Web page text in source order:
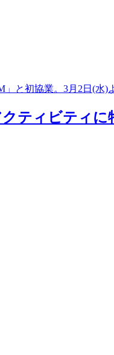
と初協業。3月2日(水)
ティビティに